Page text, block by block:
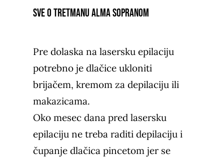
SVE O TRETMANU ALMA SOPRANOM
Pre dolaska na lasersku epilaciju
potrebno je dlačice ukloniti
brijačem, kremom za depilaciju ili
makazicama.
Oko mesec dana pred lasersku
epilaciju ne treba raditi depilaciju i
čupanje dlačica pincetom jer se